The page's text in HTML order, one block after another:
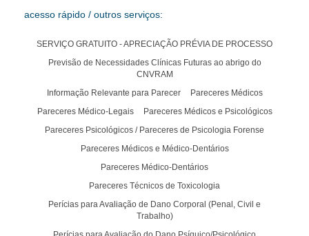
acesso rápido / outros serviços:
SERVIÇO GRATUITO - APRECIAÇÃO PRÉVIA DE PROCESSO
Previsão de Necessidades Clínicas Futuras ao abrigo do
CNVRAM
Informação Relevante para Parecer
Pareceres Médicos
Pareceres Médico-Legais
Pareceres Médicos e Psicológicos
Pareceres Psicológicos / Pareceres de Psicologia Forense
Pareceres Médicos e Médico-Dentários
Pareceres Médico-Dentários
Pareceres Técnicos de Toxicologia
Perícias para Avaliação de Dano Corporal (Penal, Civil e
Trabalho)